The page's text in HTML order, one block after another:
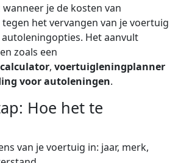
je de kosten van
het vervangen van je voertuig
Het aanvult
zoals een
, voertuigleningplanner
voor autoleningen.
Hoe het te
van je voertuig in: jaar, merk,